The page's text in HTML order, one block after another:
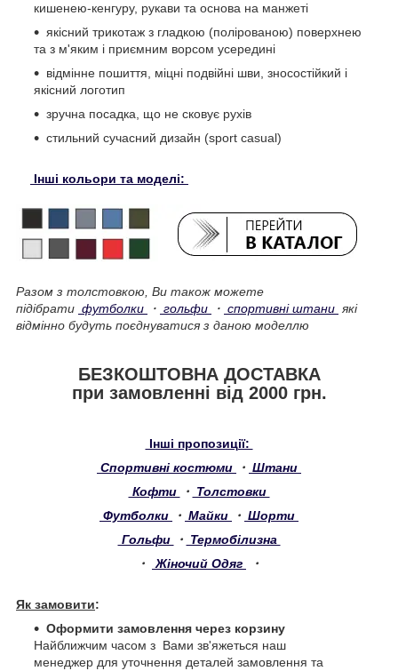
кишенею-кенгуру, рукави та основа на манжеті
якісний трикотаж з гладкою (полірованою) поверхнею
та з м'яким і приємним ворсом усередині
відмінне пошиття, міцні подвійні шви, зносостійкий і
якісний логотип
зручна посадка, що не сковує рухів
стильний сучасний дизайн (sport casual)
Інші кольори та моделі:
Разом з толстовкою, Ви також можете
підібрати футболки ・ гольфи ・ спортивні штани які
відмінно будуть поєднуватися з даною моделлю
БЕЗКОШТОВНА ДОСТАВКА
при замовленні від 2000 грн.
Інші пропозиції:
Спортивні костюми
・ Штани
Кофти
・ Толстовки
Футболки
・ Майки ・ Шорти
Гольфи
・ Термобілизна
・
Жіночий Одяг ・
Як замовити:
Оформити замовлення через корзину
Найближчим часом з Вами зв'яжеться наш
менеджер для уточнення деталей замовлення та